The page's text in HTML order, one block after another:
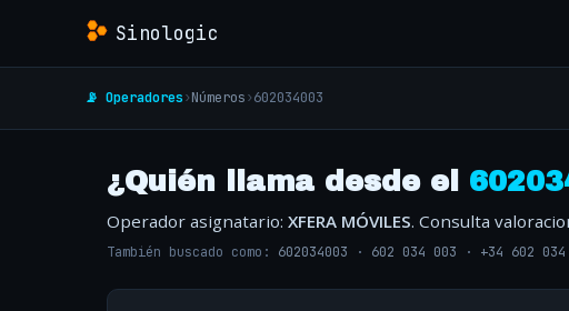
Sinologic
📡 Operadores›Números›602034003
¿Quién llama desde el
Operador asignatario: XFERA MÓVILES. Consulta
También buscado como: 602034003 · 602 034 003 · +34 602